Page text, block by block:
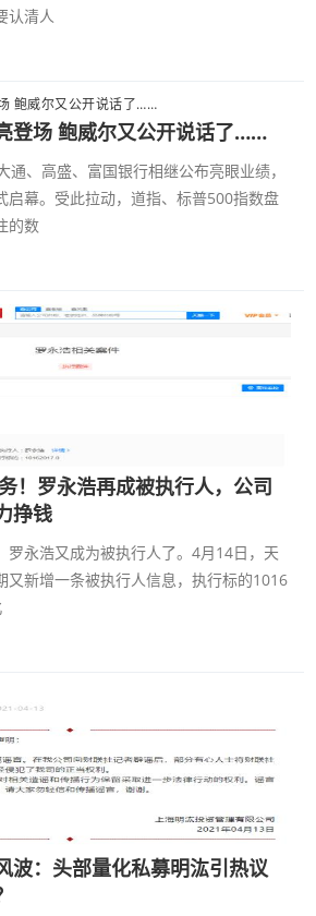
认清人
登场 鲍威尔又公开说话了……
通、高盛、富国银行相继公布亮眼业绩，
启幕。受此拉动，道指、标普500指数盘
的数
！罗永浩再成被执行人，公司
挣钱
罗永浩又成为被执行人了。4月14日，天
又新增一条被执行人信息，执行标的1016
波：头部量化私募明汯引热议